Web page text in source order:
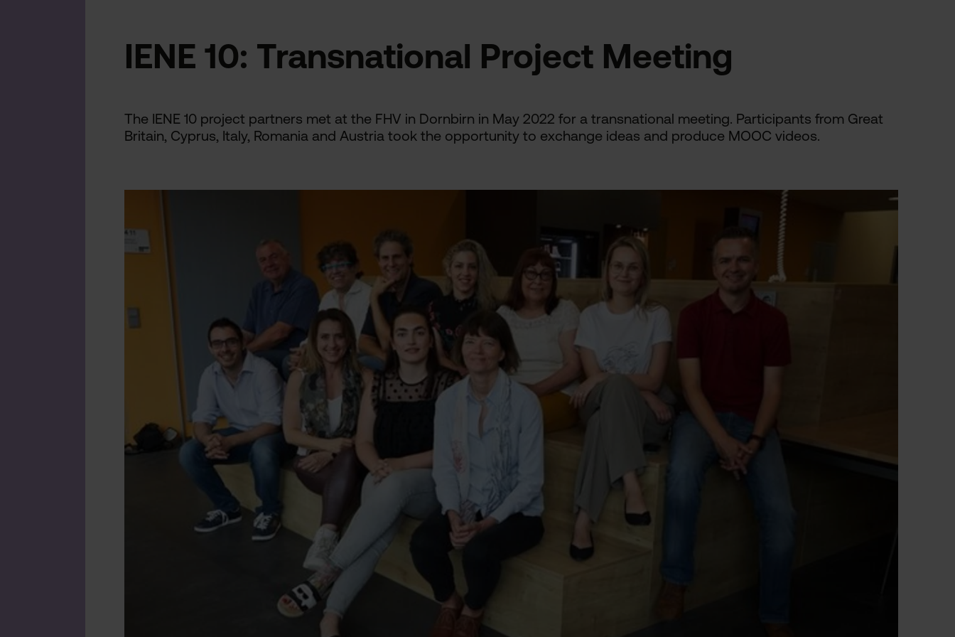
IENE 10: Transnational Project Meeting
The IENE 10 project partners met at the FHV in Dornbirn in May 2022 for a transnational meeting. Participants from Great
Britain, Cyprus, Italy, Romania and Austria took the opportunity to exchange ideas and produce MOOC videos.